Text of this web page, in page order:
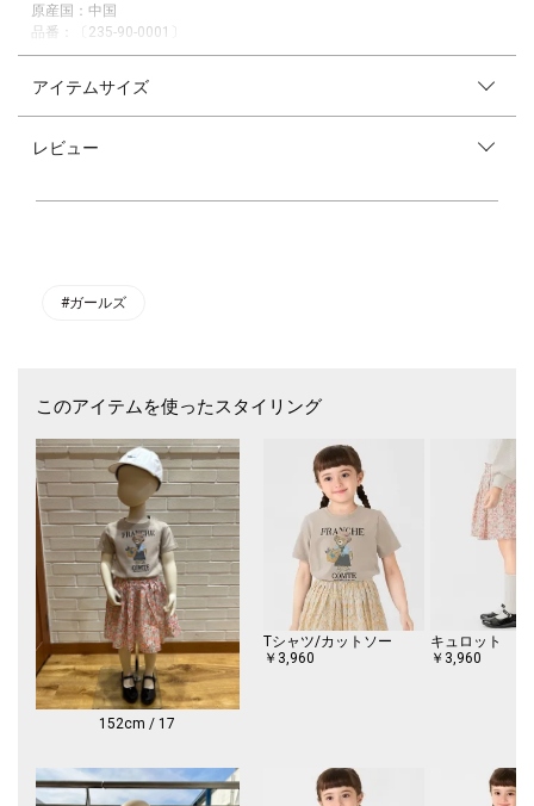
原産国：中国
品番：〔235-90-0001〕
SHIPS各店へはこちらの品番にてお問い合わせ下さい。
ころんとしたフォルムが可愛らしいメリージェーンタイプのバレエシュー
脱ぎ履きしやすいよう、ストラップのゴムを少し長めにしているのもポイ
お出かけなどにはもちろん、発表会や特別な日の装いにもおすすめの一足
※薄いボール紙を使用した箱の為、輸送中に多少破損する場合がございま
※生産過程に生じるキズが多少ある場合がございます。また素材の特性
上、若干の色ムラ、擦れが見られる場合がございますが、予めご了承くだ
さい。
※摩擦、発汗、水濡れ等により色落ちやシミの発生、型崩れを起こす場合
があります。
※日光や蛍光灯の紫外線で変色を起こす場合があります。
※ビーズ、刺繍、ラインストーンなどオリジナル資材での修理や部品交換
はできかねますのでご了承ください。
※末永く愛用頂く為に、アテンションタグを必ずご確認の上、着用又はお
取り扱いください。
【ブラック】
※本製品はエナメル素材を使用しており、特性上、色移りが生じる場合が
※濃色製品との接触にご注意ください。
淡色の衣類やバッグ、小物などと接触したままの状態が続くと、摩擦や湿
アイテムサイズ
レビュー
#ガールズ
このアイテムを使ったスタイリング
152cm / 17
Tシャツ/カットソー
￥3,960
キュロット
￥3,960